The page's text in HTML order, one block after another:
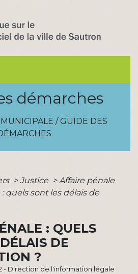
démarches
/ GUIDE DES
> Justice > Affaire pénale
quels sont les délais de
: QUELS
DE
?
- Direction de l'information légale